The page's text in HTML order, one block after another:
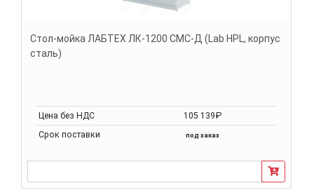
Стол-мойка ЛАБТЕХ ЛК-1200 СМС-Д (Lab HPL, корпус
сталь)
Цена без НДС
105 139₽
Срок поставки
под заказ